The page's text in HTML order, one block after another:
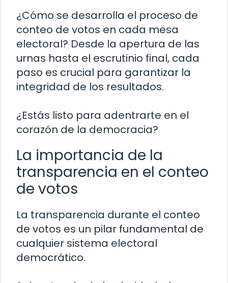
¿Cómo se desarrolla el proceso de
conteo de votos en cada mesa
electoral? Desde la apertura de las
urnas hasta el escrutinio final, cada
paso es crucial para garantizar la
integridad de los resultados.
¿Estás listo para adentrarte en el
corazón de la democracia?
La importancia de la
transparencia en el conteo
de votos
La transparencia durante el conteo
de votos es un pilar fundamental de
cualquier sistema electoral
democrático.